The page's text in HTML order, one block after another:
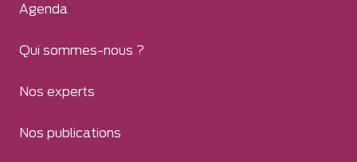
Agenda
Qui sommes-nous ?
Nos experts
Nos publications